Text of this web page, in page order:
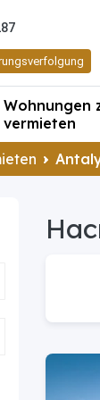
Wohnungen
vermieten